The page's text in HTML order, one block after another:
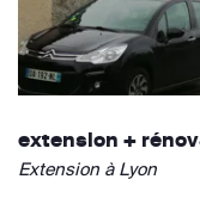
extension +
Extension à Lyon